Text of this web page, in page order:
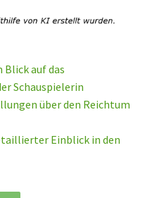
Blick auf das
Schauspielerin
über den Reichtum
Einblick in den